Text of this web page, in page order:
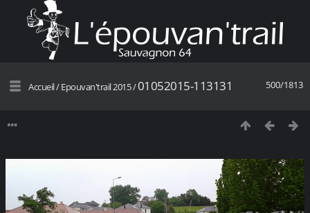
500/1813
Accueil/Epouvan'trail 2015/01052015-113131